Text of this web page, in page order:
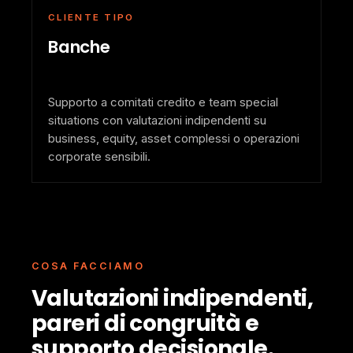
CLIENTE TIPO
Banche
Supporto a comitati credito e team special
situations con valutazioni indipendenti su
business, equity, asset complessi o operazioni
corporate sensibili.
COSA FACCIAMO
Valutazioni indipendenti,
pareri di congruità e